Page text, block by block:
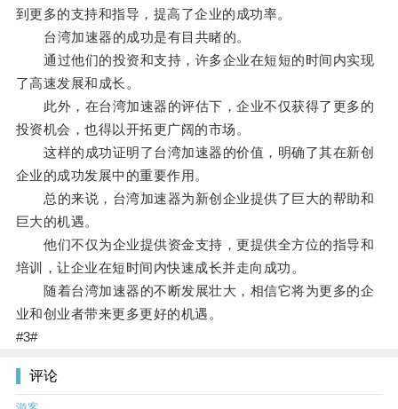
到更多的支持和指导，提高了企业的成功率。
台湾加速器的成功是有目共睹的。
通过他们的投资和支持，许多企业在短短的时间内实现
了高速发展和成长。
此外，在台湾加速器的评估下，企业不仅获得了更多的
投资机会，也得以开拓更广阔的市场。
这样的成功证明了台湾加速器的价值，明确了其在新创
企业的成功发展中的重要作用。
总的来说，台湾加速器为新创企业提供了巨大的帮助和
巨大的机遇。
他们不仅为企业提供资金支持，更提供全方位的指导和
培训，让企业在短时间内快速成长并走向成功。
随着台湾加速器的不断发展壮大，相信它将为更多的企
业和创业者带来更多更好的机遇。
#3#
评论